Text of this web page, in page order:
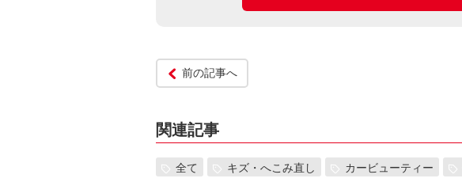
前の記事へ
関連記事
全て キズ・へこみ直し カービューティー